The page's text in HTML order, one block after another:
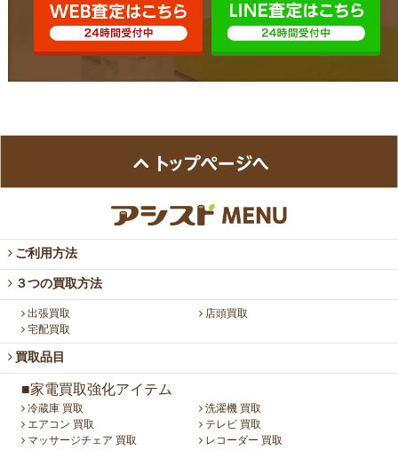
ご利用方法
３つの買取方法
出張買取
店頭買取
宅配買取
買取品目
■家電買取強化アイテム
冷蔵庫 買取
洗濯機 買取
エアコン 買取
テレビ 買取
マッサージチェア 買取
レコーダー 買取